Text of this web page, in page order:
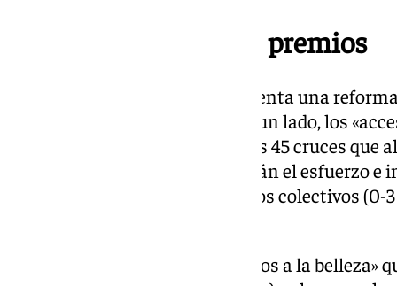
Nuevas categorías de premios
El sistema de premios experimenta una
dos categorías principales. Por un lado, los
con 700 euros para las primeras 45 cruces
mínima. Estos premios valorarán el esfuerzo
puntos), la participación de otros colectivos (0-
Por otro lado, se crearán «premios a la belleza»